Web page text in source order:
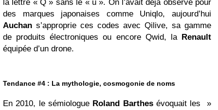
la lettre « Q » sans le « u ». On l’avait déjà observé pour
des marques japonaises comme Uniqlo, aujourd’hui
Auchan s’approprie ces codes avec Qilive, sa gamme
de produits électroniques ou encore Qwid, la Renault
équipée d’un drone.
Tendance #4 : La mythologie, cosmogonie de noms
En 2010, le sémiologue Roland Barthesévoquait les »